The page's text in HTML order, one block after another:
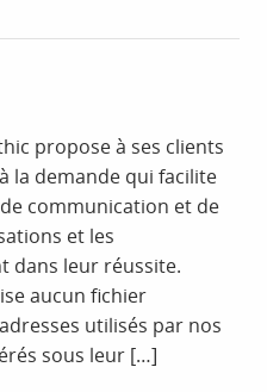
propose à ses clients
la demande qui facilite
communication et de
et les
dans leur réussite.
aucun fichier
utilisés par nos
sous leur […]